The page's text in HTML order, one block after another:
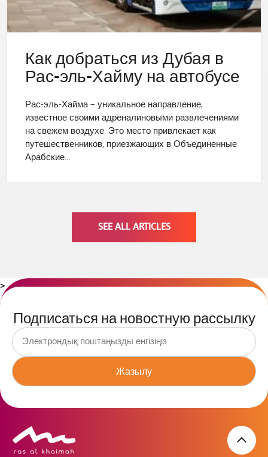
Как добраться из Дубая в
Рас-эль-Хайму на автобусе
Рас-эль-Хайма – уникальное направление,
известное своими адреналиновыми развлечениями
на свежем воздухе. Это место привлекает как
путешественников, приезжающих в Объединенные
Арабские…
SEE ALL ARTICLES
>
Подписаться на новостную рассылку
Жазылу